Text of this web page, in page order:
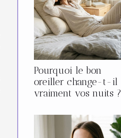
Pourquoi le bon
oreiller change-t-il
vraiment vos nuits ?